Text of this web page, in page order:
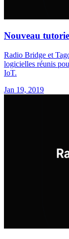
Nouveau
Radio Bridge et
logicielles réunis
IoT.
Jan 19, 2019